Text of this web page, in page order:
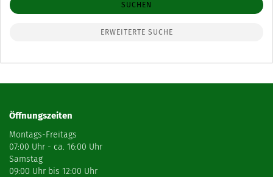
SUCHEN
ERWEITERTE SUCHE
Öffnungszeiten
Montags-Freitags
07:00 Uhr - ca. 16:00 Uhr
Samstag
09:00 Uhr bis 12:00 Uhr